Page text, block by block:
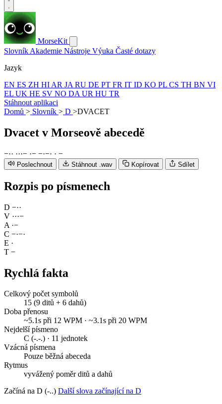
MorseKit
Slovník Akademie Nástroje Výuka Časté dotazy
Jazyk
EN ES ZH HI AR JA RU DE PT FR IT ID KO PL CS TH BN VI
EL UK HE SV NO DA UR HU TR
Stáhnout aplikaci
Domů > Slovník > D >DVACET
Dvacet v Morseově abecedě
−·· ···− ·− −·−· · −
Poslechnout Stáhnout .wav Kopírovat Sdílet
Rozpis po písmenech
D −··
V ···−
A ·−
C −·−·
E ·
T −
Rychlá fakta
Celkový počet symbolů
15 (9 ditů + 6 dahů)
Doba přenosu
~5.1s při 12 WPM · ~3.1s při 20 WPM
Nejdelší písmeno
C (-.-.) · 11 jednotek
Vzácná písmena
Pouze běžná abeceda
Rytmus
vyvážený poměr ditů a dahů
Začíná na D (-..) Další slova začínající na D